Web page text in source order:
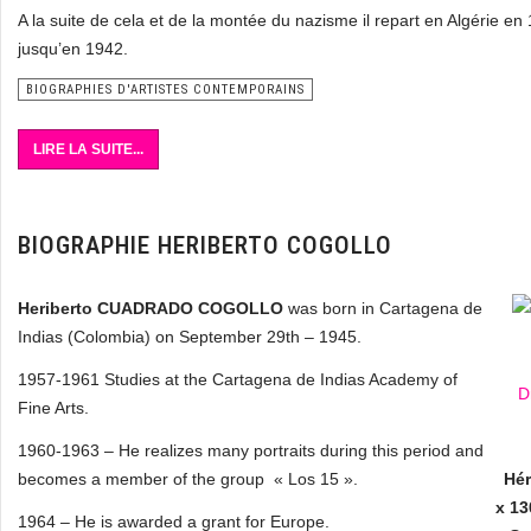
A la suite de cela et de la montée du nazisme il repart en Algérie
jusqu’en 1942.
BIOGRAPHIES D'ARTISTES CONTEMPORAINS
LIRE LA SUITE...
BIOGRAPHIE HERIBERTO COGOLLO
Heriberto CUADRADO COGOLLO was born in Cartagena de
Indias (Colombia) on September 29th – 1945.
1957-1961 Studies at the Cartagena de Indias Academy of
Fine Arts.
1960-1963 – He realizes many portraits during this period and
becomes a member of the group « Los 15 ».
1964 – He is awarded a grant for Europe.
x